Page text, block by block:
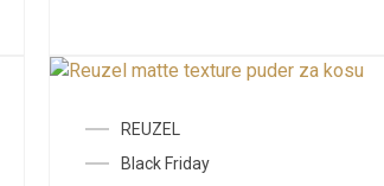
REUZEL
Black Friday